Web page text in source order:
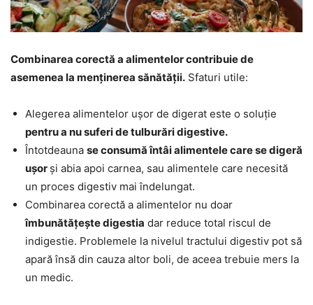
Combinarea corectă a alimentelor contribuie de
asemenea la menținerea sănătății. Sfaturi utile:
Alegerea alimentelor ușor de digerat este o soluție
pentru a nu suferi de tulburări digestive.
Întotdeauna se consumă întâi alimentele care se digeră
ușor și abia apoi carnea, sau alimentele care necesită
un proces digestiv mai îndelungat.
Combinarea corectă a alimentelor nu doar
îmbunătățește digestia dar reduce total riscul de
indigestie. Problemele la nivelul tractului digestiv pot să
apară însă din cauza altor boli, de aceea trebuie mers la
un medic.